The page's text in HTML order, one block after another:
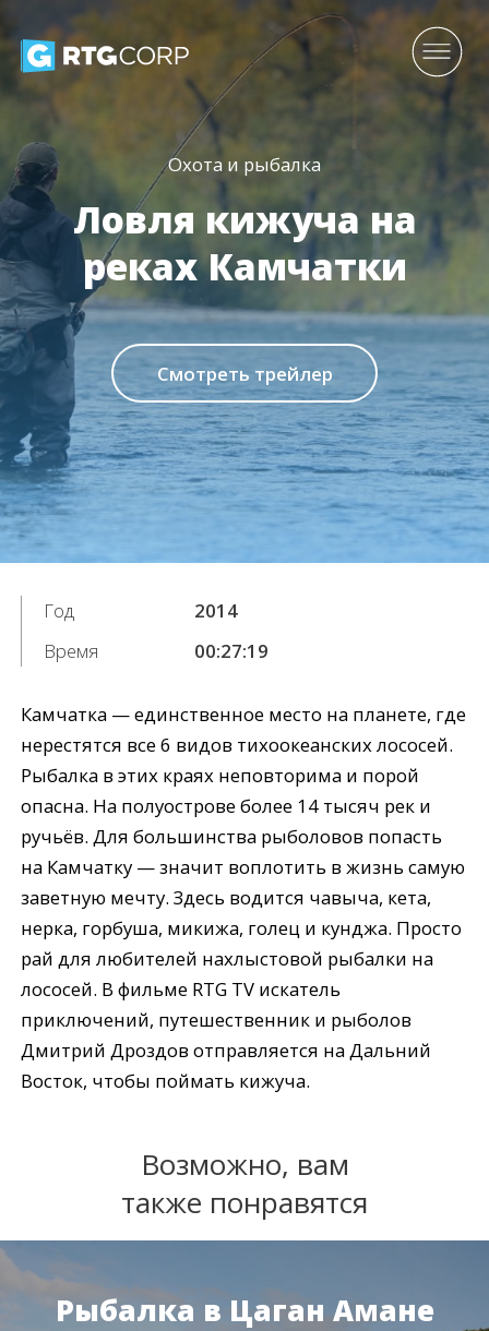
Охота и рыбалка
Ловля кижуча на
реках Камчатки
Смотреть трейлер
Год
2014
Время
00:27:19
Камчатка — единственное место на планете, где
нерестятся все 6 видов тихоокеанских лососей.
Рыбалка в этих краях неповторима и порой
опасна. На полуострове более 14 тысяч рек и
ручьёв. Для большинства рыболовов попасть
на Камчатку — значит воплотить в жизнь самую
заветную мечту. Здесь водится чавыча, кета,
нерка, горбуша, микижа, голец и кунджа. Просто
рай для любителей нахлыстовой рыбалки на
лососей. В фильме RTG TV искатель
приключений, путешественник и рыболов
Дмитрий Дроздов отправляется на Дальний
Восток, чтобы поймать кижуча.
Возможно, вам
также понравятся
Рыбалка в Цаган Амане